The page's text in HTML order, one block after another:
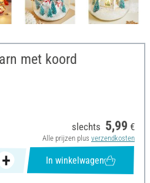
met koord
slechts 5,99 €
Alle prijzen plus verzendkosten
In winkelwagen